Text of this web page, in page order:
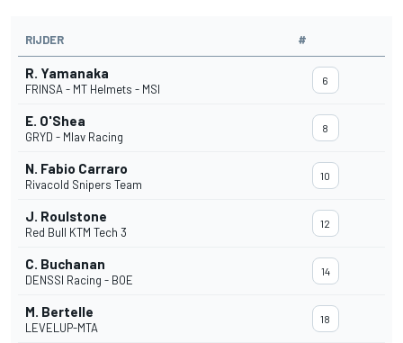
RIJDER #
R. Yamanaka
FRINSA - MT Helmets - MSI
6
E. O'Shea
GRYD - Mlav Racing
8
N. Fabio Carraro
Rivacold Snipers Team
10
J. Roulstone
Red Bull KTM Tech 3
12
C. Buchanan
DENSSI Racing - BOE
14
M. Bertelle
LEVELUP-MTA
18